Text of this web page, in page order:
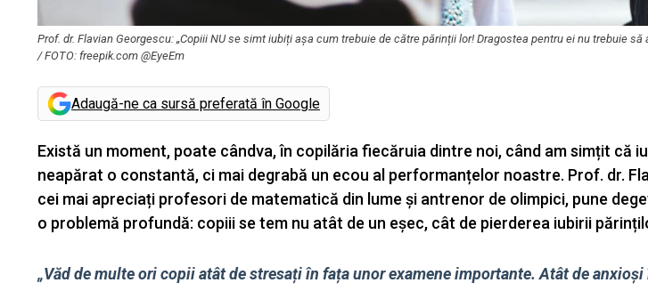
Prof. dr. Flavian Georgescu: „Copiii NU se simt iubiți așa cum trebuie de către părinții lor! Dragostea pentru ei nu trebuie
/ FOTO: freepik.com @EyeEm
Adaugă-ne ca sursă preferată în Google
Există un moment, poate cândva, în copilăria fiecăruia dintre noi, când am simțit că
neapărat o constantă, ci mai degrabă un ecou al performanțelor noastre. Prof. dr.
cei mai apreciați profesori de matematică din lume și antrenor de olimpici, pune
o problemă profundă: copiii se tem nu atât de un eșec, cât de pierderea iubirii
„Văd de multe ori copii atât de stresați în fața unor examene importante. Atât de